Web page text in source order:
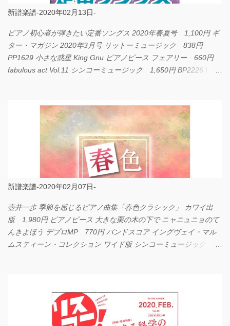
新譜楽譜-2020年02月13日-
ピアノ初心者が弾きたい定番ソングス 2020年春夏号 1,100円 ギ
ター・マガジン 2020年3月号 リットーミュージック 838円
PP1629 小さな惑星 King Gnu ピアノピース フェアリー 660円
fabulous act Vol.11 シンコーミュージック 1,650円 BP2226 I
新譜楽譜-2020年02月07日-
壺井一歩 季節を感じるピアノ曲集「春色クラシック」 カワイ出
版 1,980円 ピアノピース 大きな栗の木の下で ニャニュニョのて
んきよほう デプロMP 770円 バンドスコア イングヴェイ・マル
ムスティーン・コレクション ワイド版 シンコーミュージック